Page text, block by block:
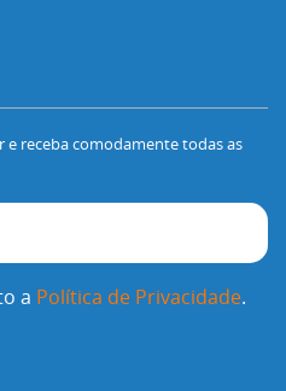
e receba comodamente todas as
a Política de Privacidade.